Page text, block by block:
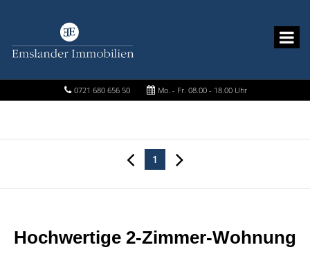
0721 680 656 50 Mo. - Fr. 08.00 - 18.00 Uhr
1
Hochwertige 2-Zimmer-Wohnung